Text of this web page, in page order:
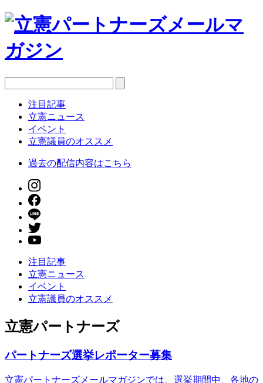
注目記事
立憲ニュース
イベント
立憲議員のオススメ
過去の配信内容はこちら
注目記事
立憲ニュース
イベント
立憲議員のオススメ
立憲パートナーズ
パートナーズ選挙レポーター募集
立憲パートナーズメールマガジンでは、選挙期間中、各地の